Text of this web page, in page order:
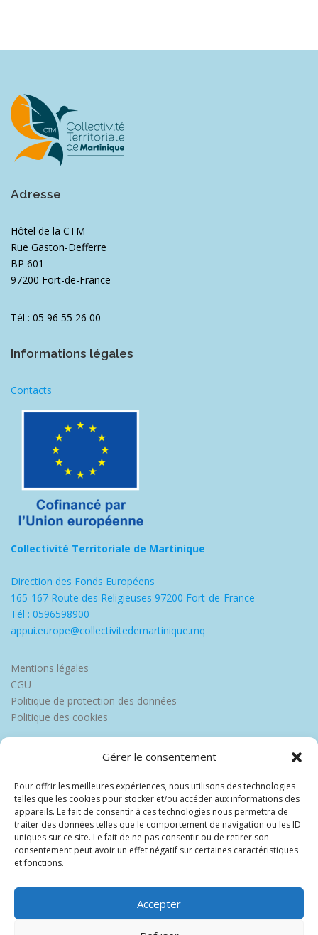
Gérer le consentement
Pour offrir les meilleures expériences, nous utilisons des technologies
telles que les cookies pour stocker et/ou accéder aux informations des
appareils. Le fait de consentir à ces technologies nous permettra de
traiter des données telles que le comportement de navigation ou les ID
uniques sur ce site. Le fait de ne pas consentir ou de retirer son
consentement peut avoir un effet négatif sur certaines caractéristiques
et fonctions.
Accepter
Adresse
Hôtel de la CTM
Rue Gaston-Defferre
BP 601
97200 Fort-de-France
Tél : 05 96 55 26 00
Informations légales
Contacts
Collectivité Territoriale de Martinique
Direction des Fonds Européens
165-167 Route des Religieuses 97200 Fort-de-France
Tél : 0596598900
appui.europe@collectivitedemartinique.mq
Mentions légales
CGU
Politique de protection des données
Politique des cookies